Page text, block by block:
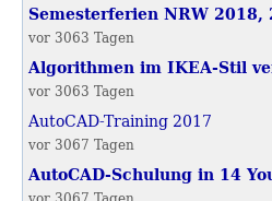
Semesterferien NRW 2018,
vor 3063 Tagen
Algorithmen im IKEA-Stil
vor 3063 Tagen
AutoCAD-Training 2017
vor 3067 Tagen
AutoCAD-Schulung in 14